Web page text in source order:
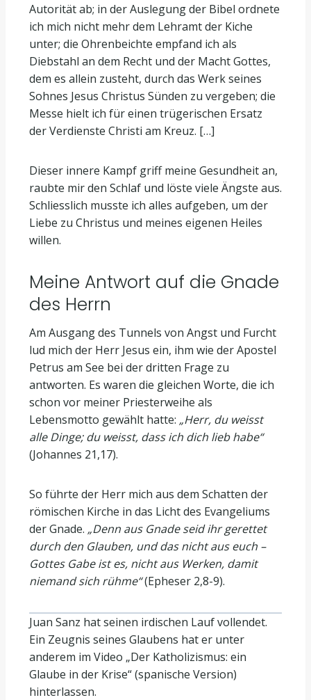
Autorität ab; in der Auslegung der Bibel ordnete
ich mich nicht mehr dem Lehramt der Kiche
unter; die Ohrenbeichte empfand ich als
Diebstahl an dem Recht und der Macht Gottes,
dem es allein zusteht, durch das Werk seines
Sohnes Jesus Christus Sünden zu vergeben; die
Messe hielt ich für einen trügerischen Ersatz
der Verdienste Christi am Kreuz. […]
Dieser innere Kampf griff meine Gesundheit an,
raubte mir den Schlaf und löste viele Ängste aus.
Schliesslich musste ich alles aufgeben, um der
Liebe zu Christus und meines eigenen Heiles
willen.
Meine Antwort auf die Gnade
des Herrn
Am Ausgang des Tunnels von Angst und Furcht
lud mich der Herr Jesus ein, ihm wie der Apostel
Petrus am See bei der dritten Frage zu
antworten. Es waren die gleichen Worte, die ich
schon vor meiner Priesterweihe als
Lebensmotto gewählt hatte: „Herr, du weisst
alle Dinge; du weisst, dass ich dich lieb habe“
(Johannes 21,17).
So führte der Herr mich aus dem Schatten der
römischen Kirche in das Licht des Evangeliums
der Gnade. „Denn aus Gnade seid ihr gerettet
durch den Glauben, und das nicht aus euch –
Gottes Gabe ist es, nicht aus Werken, damit
niemand sich rühme“(Epheser 2,8-9).
Juan Sanz hat seinen irdischen Lauf vollendet.
Ein Zeugnis seines Glaubens hat er unter
anderem im Video „Der Katholizismus: ein
Glaube in der Krise“ (spanische Version)
hinterlassen.